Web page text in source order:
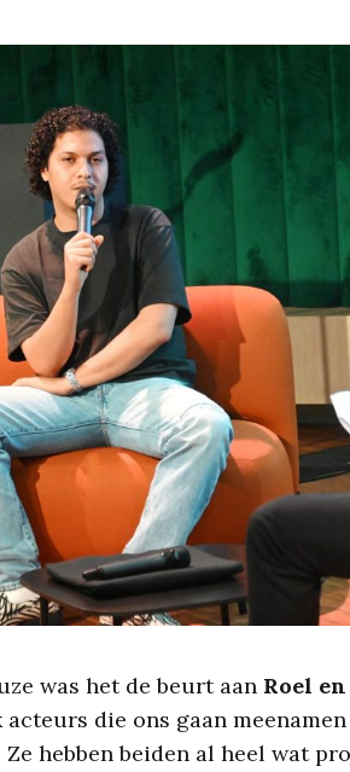
was het de beurt aan Roel
die ons gaan
hebben beiden al heel wat